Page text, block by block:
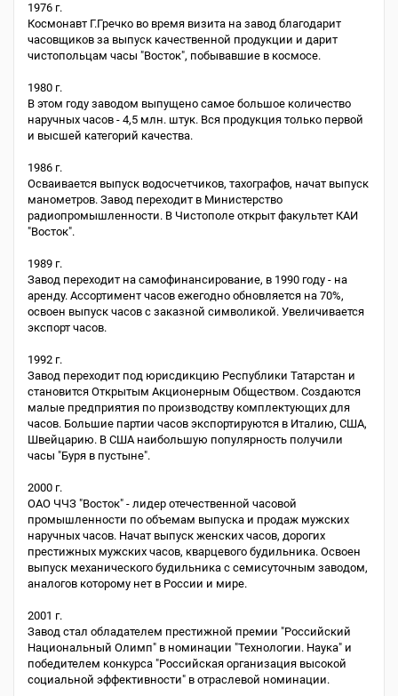
1976 г.
Космонавт Г.Гречко во время визита на завод благодарит
часовщиков за выпуск качественной продукции и дарит
чистопольцам часы "Восток", побывавшие в космосе.
1980 г.
В этом году заводом выпущено самое большое количество
наручных часов - 4,5 млн. штук. Вся продукция только первой
и высшей категорий качества.
1986 г.
Осваивается выпуск водосчетчиков, тахографов, начат выпуск
манометров. Завод переходит в Министерство
радиопромышленности. В Чистополе открыт факультет КАИ
"Восток".
1989 г.
Завод переходит на самофинансирование, в 1990 году - на
аренду. Ассортимент часов ежегодно обновляется на 70%,
освоен выпуск часов с заказной символикой. Увеличивается
экспорт часов.
1992 г.
Завод переходит под юрисдикцию Республики Татарстан и
становится Открытым Акционерным Обществом. Создаются
малые предприятия по производству комплектующих для
часов. Большие партии часов экспортируются в Италию, США,
Швейцарию. В США наибольшую популярность получили
часы "Буря в пустыне".
2000 г.
ОАО ЧЧЗ "Восток" - лидер отечественной часовой
промышленности по объемам выпуска и продаж мужских
наручных часов. Начат выпуск женских часов, дорогих
престижных мужских часов, кварцевого будильника. Освоен
выпуск механического будильника с семисуточным заводом,
аналогов которому нет в России и мире.
2001 г.
Завод стал обладателем престижной премии "Российский
Национальный Олимп" в номинации "Технологии. Наука" и
победителем конкурса "Российская организация высокой
социальной эффективности" в отраслевой номинации.